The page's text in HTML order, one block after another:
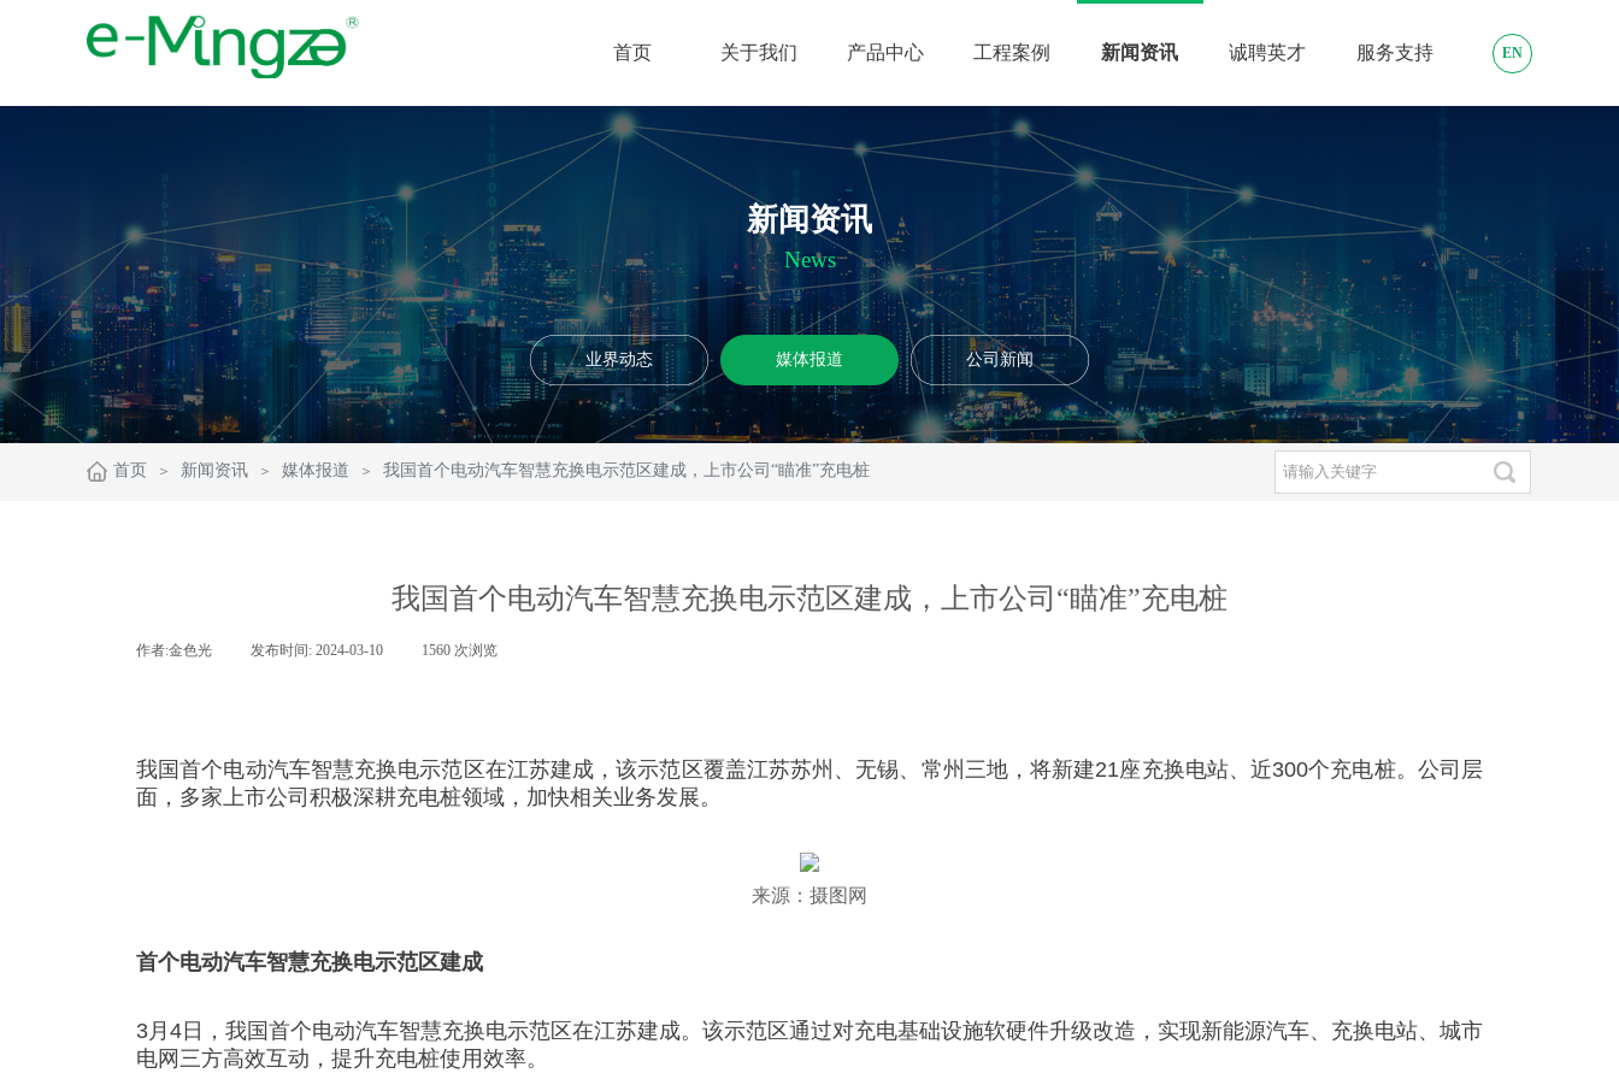
EN
首页 关于我们 产品中心 工程案例 新闻资讯 诚聘英才 服务支持
新闻资讯
News
业界动态 媒体报道 公司新闻
首页 ＞ 新闻资讯 ＞ 媒体报道 ＞ 我国首个电动汽车智慧充换电示范区建成，上市公司“瞄准”充电桩
我国首个电动汽车智慧充换电示范区建成，上市公司“瞄准”充电桩
作者:金色光 发布时间: 2024-03-10 1560 次浏览
我国首个电动汽车智慧充换电示范区在江苏建成，该示范区覆盖江苏苏州、无锡、常州三地，将新建21座充换电站、近300个充电桩。公司层
面，多家上市公司积极深耕充电桩领域，加快相关业务发展。
来源：摄图网
首个电动汽车智慧充换电示范区建成
3月4日，我国首个电动汽车智慧充换电示范区在江苏建成。该示范区通过对充电基础设施软硬件升级改造，实现新能源汽车、充换电站、城市
电网三方高效互动，提升充电桩使用效率。